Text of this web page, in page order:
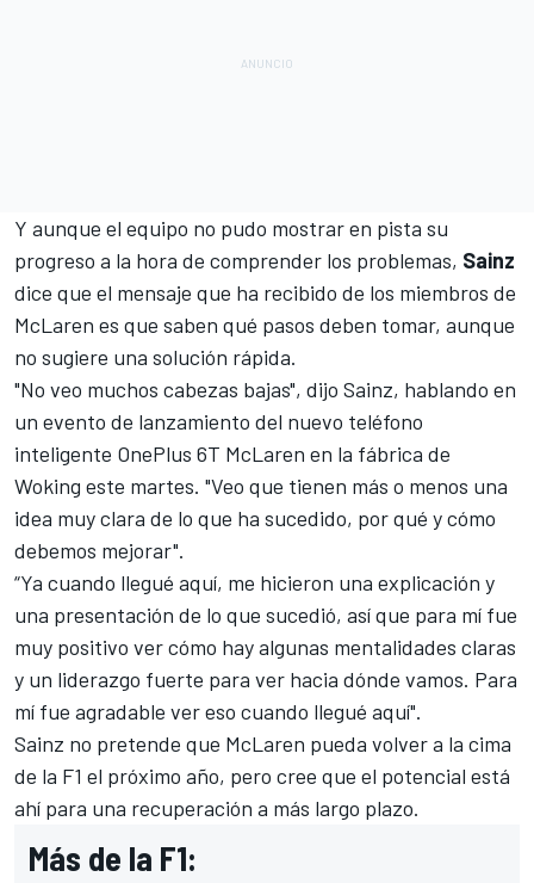
Y aunque el equipo no pudo mostrar en pista su
progreso a la hora de comprender los problemas, Sainz
dice que el mensaje que ha recibido de los miembros de
McLaren es que saben qué pasos deben tomar, aunque
no sugiere una solución rápida.
"No veo muchos cabezas bajas", dijo Sainz, hablando en
un evento de lanzamiento del nuevo teléfono
inteligente OnePlus 6T McLaren en la fábrica de
Woking este martes. "Veo que tienen más o menos una
idea muy clara de lo que ha sucedido, por qué y cómo
debemos mejorar".
“Ya cuando llegué aquí, me hicieron una explicación y
una presentación de lo que sucedió, así que para mí fue
muy positivo ver cómo hay algunas mentalidades claras
y un liderazgo fuerte para ver hacia dónde vamos. Para
mí fue agradable ver eso cuando llegué aquí".
Sainz no pretende que McLaren pueda volver a la cima
de la F1 el próximo año, pero cree que el potencial está
ahí para una recuperación a más largo plazo.
Más de la F1: